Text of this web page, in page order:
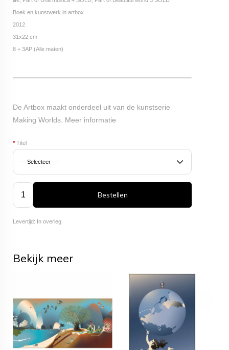
Boek en kunstwerk in artbox
2012
31x22 cm
8 + 3AP (Alle maten)
De Artbox maakt onderdeel uit van de kunstserie
Making Worlds. Meer informatie
*Titel
Bestellen
Levertijd: In overleg
Bekijk meer